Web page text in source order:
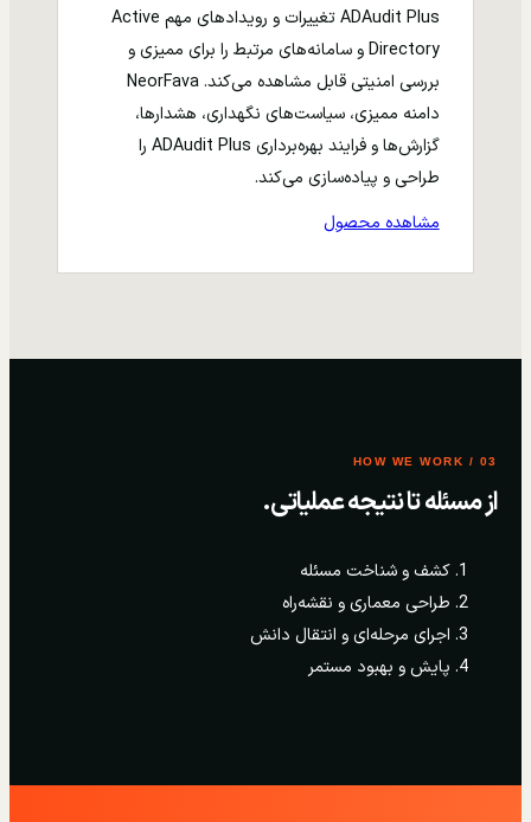
ADAudit Plus تغییرات و رویدادهای مهم Active
Directory و سامانه‌های مرتبط را برای ممیزی و
بررسی امنیتی قابل مشاهده می‌کند. NeorFava
دامنه ممیزی، سیاست‌های نگهداری، هشدارها،
گزارش‌ها و فرایند بهره‌برداری ADAudit Plus را
طراحی و پیاده‌سازی می‌کند.
مشاهده محصول
03 / HOW WE WORK
از مسئله تا نتیجه عملیاتی.
کشف و شناخت مسئله
طراحی معماری و نقشه‌راه
اجرای مرحله‌ای و انتقال دانش
پایش و بهبود مستمر